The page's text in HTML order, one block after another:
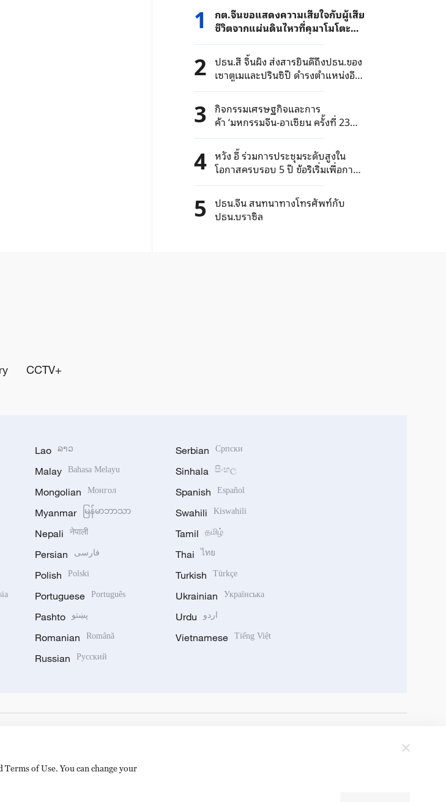
1
กต.จีนขอแสดงความเสียใจกับผู้เสีย
ชีวิตจากแผ่นดินไหวที่คุมาโมโตะ
ญี่ปุ่น ขอให้ประชาชนจีนระวังสึนามิ
และอาฟเตอร์ช็อก
2 ปธน.สี จิ้นผิง ส่งสารยินดีถึงปธน.ของ
เซาตูเมและปรินซิปี ดำรงตำแหน่งอีก
สมัย
3 กิจกรรมเศรษฐกิจและการ
ค้า ‘มหกรรมจีน-อาเซียน ครั้งที่ 23
สร้าง "เวทีจับคู่ธุรกิจ" จีนและต่าง
ประเทศ
4 หวัง อี้ ร่วมการประชุมระดับสูงใน
โอกาสครบรอบ 5 ปี ข้อริเริ่มเพื่อการ
พัฒนาโลก
5 ปธน.จีน สนทนาทางโทรศัพท์กับ
ปธน.บราซิล
CCTV+
Lao ລາວ
Malay Bahasa Melayu
Mongolian Монгол
Myanmar မြန်မာဘာသာ
Nepali नेपाली
Persian فارسی
Polish Polski
Portuguese Português
Pashto پښتو
Romanian Română
Russian Русский
Serbian Српски
Sinhala සිංහල
Spanish Español
Swahili Kiswahili
Tamil தமிழ்
Thai ไทย
Turkish Türkçe
Ukrainian Українська
Urdu اردو
Vietnamese Tiếng Việt
of Use. You can change your